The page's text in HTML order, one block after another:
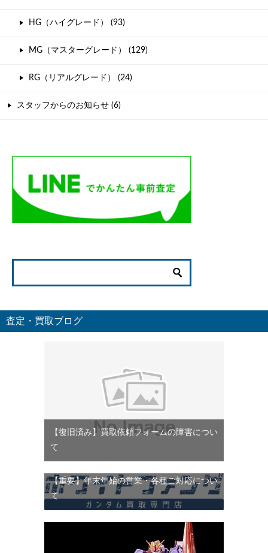
HG（ハイグレード） (93)
MG（マスターグレード） (129)
RG（リアルグレード） (24)
スタッフからのお知らせ (6)
査定・買取ブログ
【復旧済み】買取依頼フォームの障害につい
て
【重要】年末年始の営業・各種ご対応につい
て